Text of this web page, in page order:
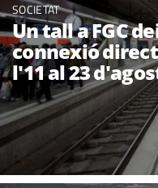
SOCIETAT
Un tall a FGC
connexió
l'11 al 23